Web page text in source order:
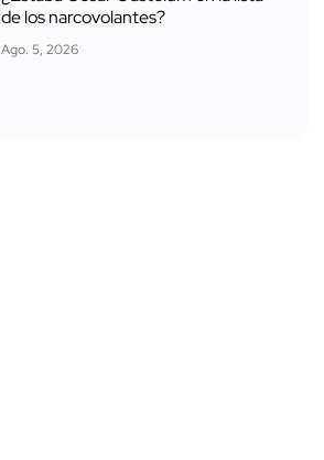
de los narcovolantes?
Ago. 5, 2026